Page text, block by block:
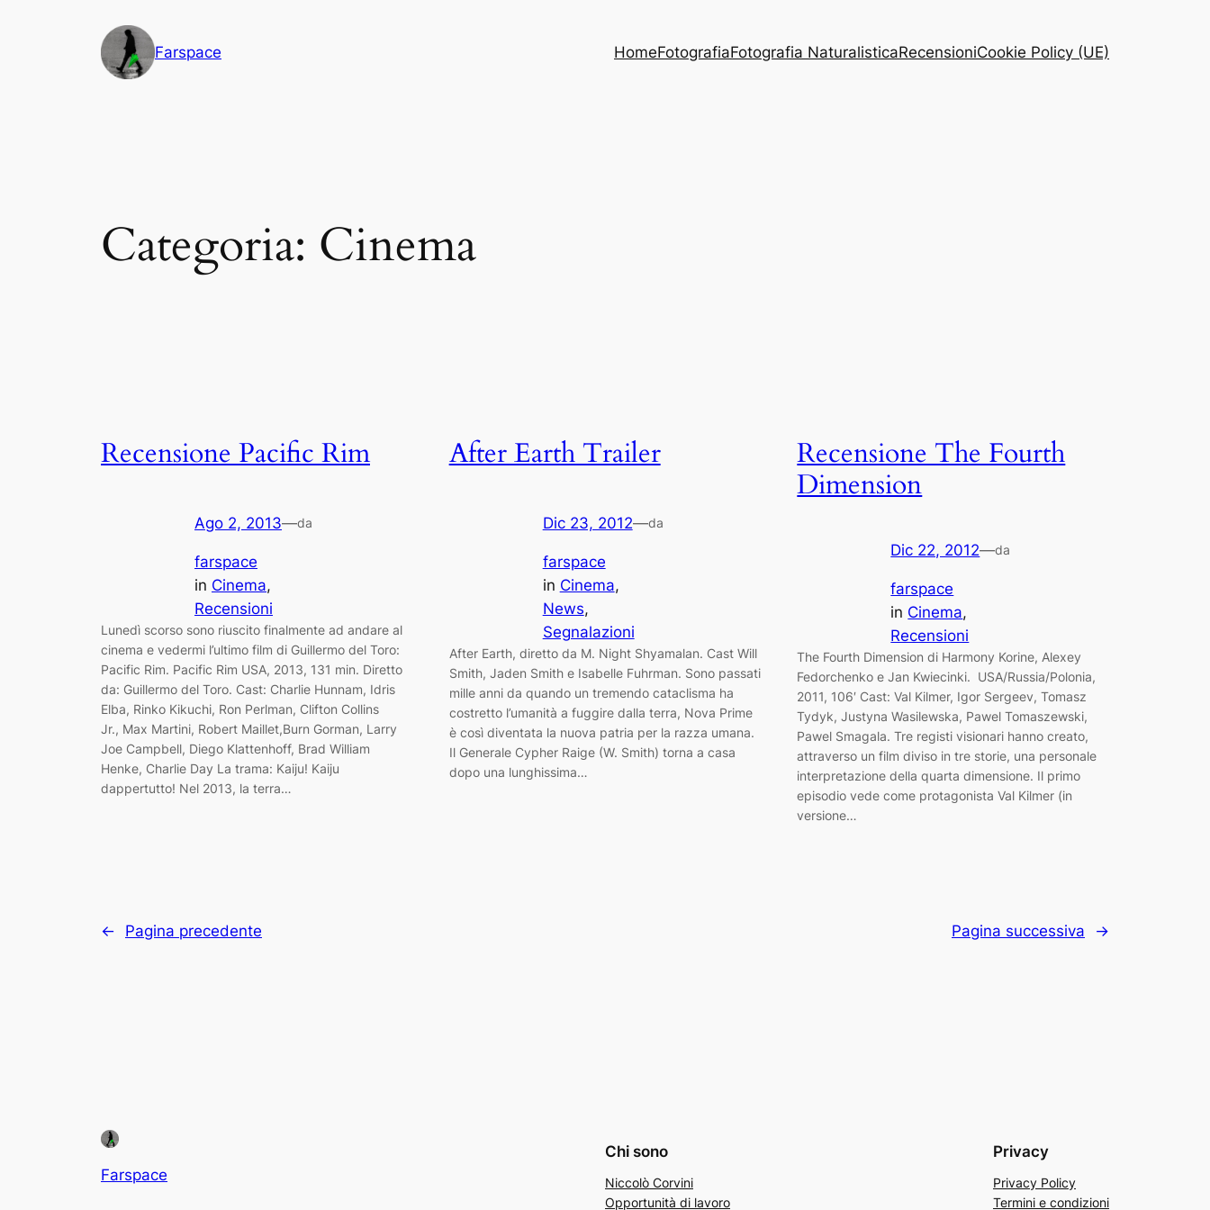
Farspace HomeFotografiaFotografia NaturalisticaRecensioniCookie Policy (UE)
Categoria: Cinema
Recensione Pacific Rim
Ago 2, 2013—da
farspace
in Cinema
Recensioni
Lunedì scorso sono riuscito finalmente ad andare al
cinema e vedermi l’ultimo film di Guillermo del Toro:
Pacific Rim. Pacific Rim USA, 2013, 131 min. Diretto
da: Guillermo del Toro. Cast: Charlie Hunnam, Idris
Elba, Rinko Kikuchi, Ron Perlman, Clifton Collins
Jr., Max Martini, Robert Maillet,Burn Gorman, Larry
Joe Campbell, Diego Klattenhoff, Brad William
Henke, Charlie Day La trama: Kaiju! Kaiju
dappertutto! Nel 2013, la terra…
After Earth Trailer
Dic 23, 2012—da
farspace
in Cinema
News
Segnalazioni
After Earth, diretto da M. Night Shyamalan. Cast Will
Smith, Jaden Smith e Isabelle Fuhrman. Sono passati
mille anni da quando un tremendo cataclisma ha
costretto l’umanità a fuggire dalla terra, Nova Prime
è così diventata la nuova patria per la razza umana.
Il Generale Cypher Raige (W. Smith) torna a casa
dopo una lunghissima…
Recensione The Fourth
Dimension
Dic 22, 2012—da
farspace
in Cinema
Recensioni
The Fourth Dimension di Harmony Korine, Alexey
Fedorchenko e Jan Kwiecinki. USA/Russia/Polonia,
2011, 106′ Cast: Val Kilmer, Igor Sergeev, Tomasz
Tydyk, Justyna Wasilewska, Pawel Tomaszewski,
Pawel Smagala. Tre registi visionari hanno creato,
attraverso un film diviso in tre storie, una personale
interpretazione della quarta dimensione. Il primo
episodio vede come protagonista Val Kilmer (in
versione…
← Pagina precedente Pagina successiva →
Farspace
Chi sono
Niccolò Corvini
Opportunità di lavoro
Privacy
Privacy Policy
Termini e condizioni